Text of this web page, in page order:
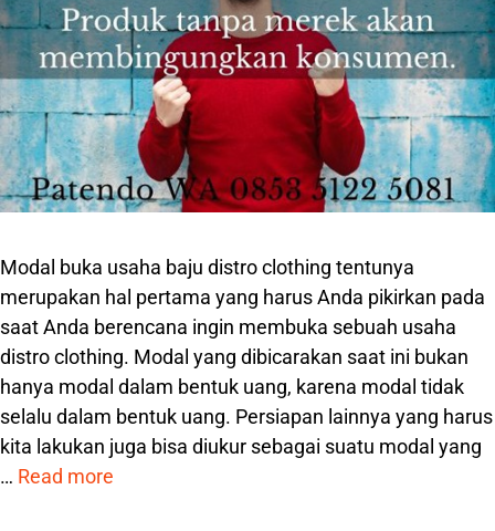
Modal buka usaha baju distro clothing tentunya
merupakan hal pertama yang harus Anda pikirkan pada
saat Anda berencana ingin membuka sebuah usaha
distro clothing. Modal yang dibicarakan saat ini bukan
hanya modal dalam bentuk uang, karena modal tidak
selalu dalam bentuk uang. Persiapan lainnya yang harus
kita lakukan juga bisa diukur sebagai suatu modal yang
… Read more